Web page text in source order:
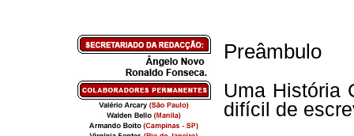
Preâmbulo
Uma História
difícil de